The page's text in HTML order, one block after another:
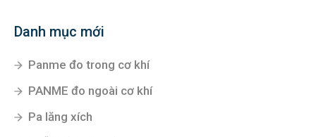
Danh mục mới
Panme đo trong cơ khí
PANME đo ngoài cơ khí
Pa lăng xích